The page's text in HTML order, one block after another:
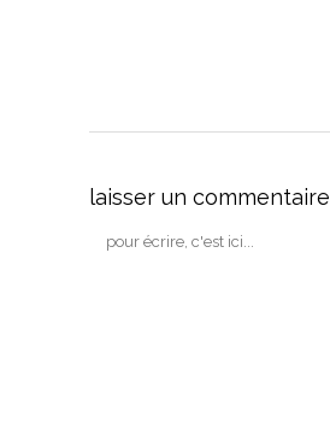
laisser un commentaire